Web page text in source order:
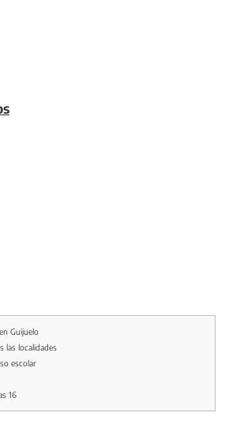
Guijuelo
las localidades
escolar
16